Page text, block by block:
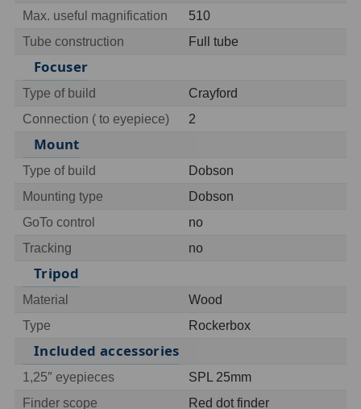
Sluneční42
CLS a UHC18
Širokopásmové
OIII9
Hβ6
SII
Planetární
Barevné
Barlow čočky
Barlow 2x
Barlow 3x12
Max. useful magnification
510
Tube construction
Full tube
Focuser
Type of build
Crayford
Connection ( to eyepiece)
2
Mount
Type of build
Dobson
Mounting type
Dobson
GoTo control
no
Tracking
no
Tripod
Material
Wood
Type
Rockerbox
Included accessories
1,25″ eyepieces
SPL 25mm
Finder scope
Red dot finder